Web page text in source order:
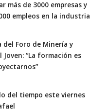
más de 3000 empresas y
empleos en la industria
Foro de Minería y
“La formación es
del tiempo este viernes